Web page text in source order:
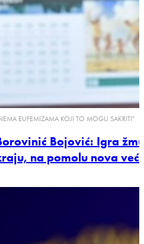
EUFEMIZAMA KOJI TO MOGU SAKRITI"
Bojović: Igra
na pomolu nova